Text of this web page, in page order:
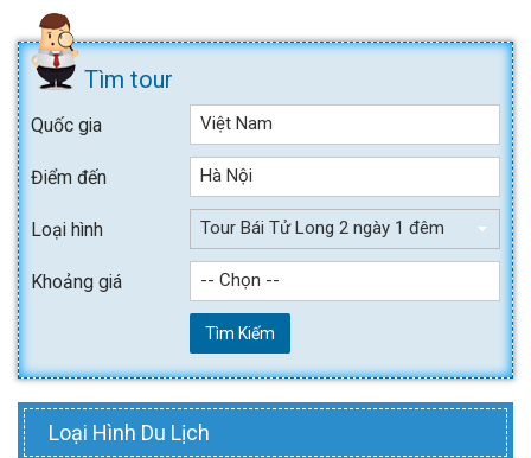
Tìm tour
Quốc gia Việt Nam
Điểm đến Hà Nội
Loại hình Tour Bái Tử Long 2 ngày 1 đêm
Khoảng giá -- Chọn --
Tìm Kiếm
Loại Hình Du Lịch